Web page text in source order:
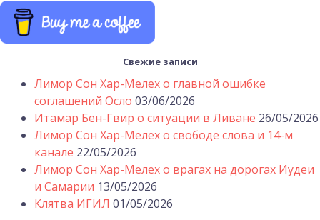
Свежие записи
Лимор Сон Хар-Мелех о главной ошибке
соглашений Осло 03/06/2026
Итамар Бен-Гвир о ситуации в Ливане 26/05/2026
Лимор Сон Хар-Мелех о свободе слова и 14-м
канале 22/05/2026
Лимор Сон Хар-Мелех о врагах на дорогах Иудеи
и Самарии 13/05/2026
Клятва ИГИЛ 01/05/2026